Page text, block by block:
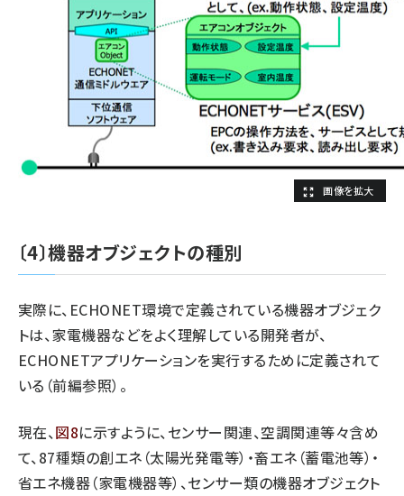
〔4〕機器オブジェクトの種別
実際に、ECHONET環境で定義されている機器オブジェク
トは、家電機器などをよく理解している開発者が、
ECHONETアプリケーションを実行するために定義されて
いる（前編参照）。
現在、図8に示すように、センサー関連、空調関連等々含め
て、87種類の創エネ（太陽光発電等）・畜エネ（蓄電池等）・
省エネ機器（家電機器等）、センサー類の機器オブジェクト